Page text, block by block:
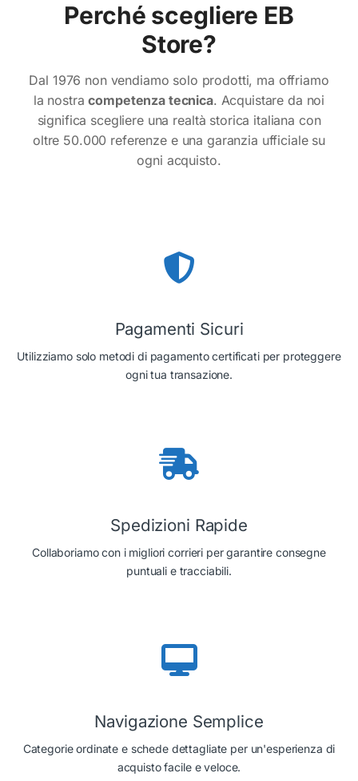
Perché scegliere EB
Store?
Dal 1976 non vendiamo solo prodotti, ma offriamo
la nostracompetenza tecnica. Acquistare da noi
significa scegliere una realtà storica italiana con
oltre 50.000 referenze e una garanzia ufficiale su
ogni acquisto.
Pagamenti Sicuri
Utilizziamo solo metodi di pagamento certificati per proteggere
ogni tua transazione.
Spedizioni Rapide
Collaboriamo con i migliori corrieri per garantire consegne
puntuali e tracciabili.
Navigazione Semplice
Categorie ordinate e schede dettagliate per un'esperienza di
acquisto facile e veloce.